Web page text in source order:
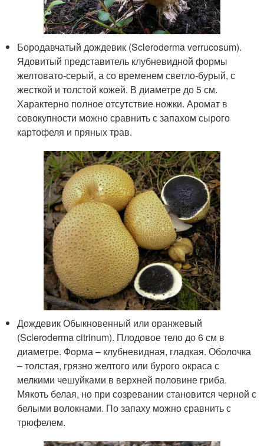
Бородавчатый дождевик (Scleroderma verrucosum).
Ядовитый представитель клубневидной формы
желтовато-серый, а со временем светло-бурый, с
жесткой и толстой кожей. В диаметре до 5 см.
Характерно полное отсутствие ножки. Аромат в
совокупности можно сравнить с запахом сырого
картофеля и пряных трав.
Дождевик Обыкновенный или оранжевый
(Scleroderma citrinum). Плодовое тело до 6 см в
диаметре. Форма – клубневидная, гладкая. Оболочка
– толстая, грязно желтого или бурого окраса с
мелкими чешуйками в верхней половине гриба.
Мякоть белая, но при созревании становится черной с
белыми волокнами. По запаху можно сравнить с
трюфелем.